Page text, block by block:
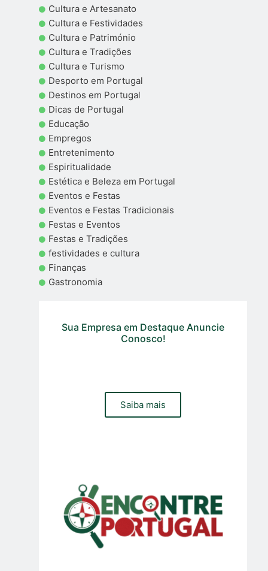
Cultura e Artesanato
Cultura e Festividades
Cultura e Património
Cultura e Tradições
Cultura e Turismo
Desporto em Portugal
Destinos em Portugal
Dicas de Portugal
Educação
Empregos
Entretenimento
Espiritualidade
Estética e Beleza em Portugal
Eventos e Festas
Eventos e Festas Tradicionais
Festas e Eventos
Festas e Tradições
festividades e cultura
Finanças
Gastronomia
Sua Empresa em Destaque Anuncie
Conosco!
Saiba mais